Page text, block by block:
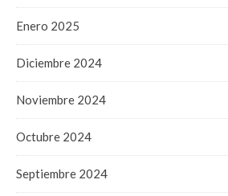
Enero 2025
Diciembre 2024
Noviembre 2024
Octubre 2024
Septiembre 2024